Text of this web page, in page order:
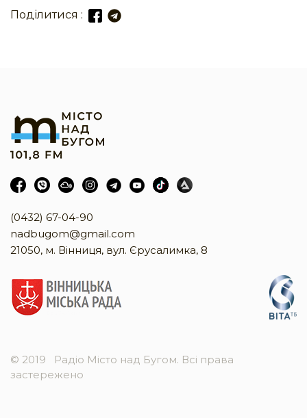
Поділитися :
(0432) 67-04-90
nadbugom@gmail.com
21050, м. Вінниця, вул. Єрусалимка, 8
© 2019
Радіо Місто над Бугом. Всі права
застережено